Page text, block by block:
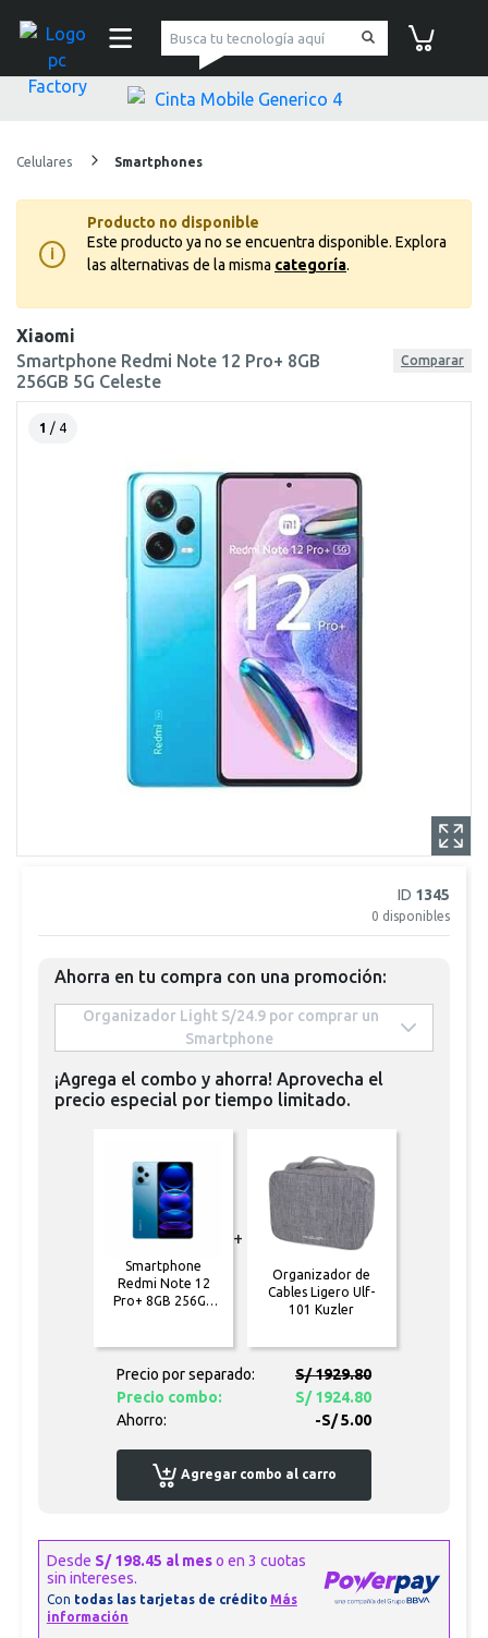
pc Factory
Celulares Smartphones
i
Producto no disponible
Este producto ya no se encuentra disponible. Explora
las alternativas de la misma categoría.
Xiaomi
Smartphone Redmi Note 12 Pro+ 8GB
256GB 5G Celeste
Comparar
1 / 4
ID 1345
0 disponibles
Ahorra en tu compra con una promoción:
Organizador Light S/24.9 por comprar un
¡Agrega el combo y ahorra! Aprovecha el
precio especial por tiempo limitado.
Smartphone
Redmi Note 12
Pro+ 8GB 256GB
+
Organizador de
Cables Ligero Ulf-
101 Kuzler
Precio por separado:
S/ 1929.80
Precio combo:
S/ 1924.80
Ahorro:
-S/ 5.00
Agregar combo al carro